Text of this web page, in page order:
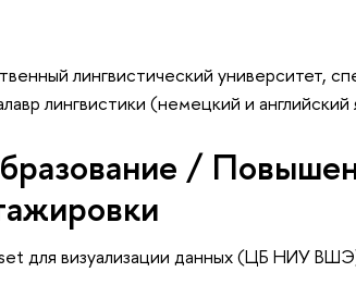
лингвистический университет,
лингвистики (немецкий и английский
/
для визуализации данных (ЦБ НИУ